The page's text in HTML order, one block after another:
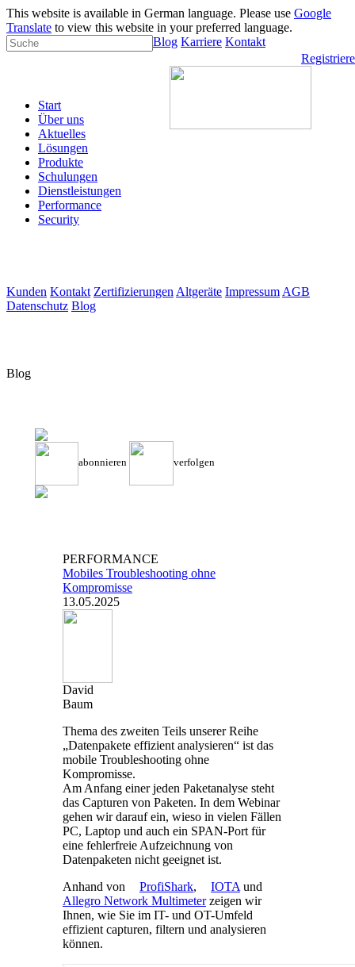
This website is available in German language. Please use Google
Translate to view this website in your preferred language.
Blog Karriere Kontakt
Start
Über uns
Aktuelles
Lösungen
Produkte
Schulungen
Dienstleistungen
Performance
Security
Kunden Kontakt Zertifizierungen Altgeräte Impressum AGB
Datenschutz Blog
Blog
abonnieren verfolgen
PERFORMANCE
Mobiles Troubleshooting ohne
Kompromisse
13.05.2025
David
Baum
Thema des zweiten Teils unserer Reihe
„Datenpakete effizient analysieren“ ist das
mobile Troubleshooting ohne
Kompromisse.
Am Anfang einer jeden Paketanalyse steht
das Capturen von Paketen. In dem Webinar
gehen wir darauf ein, wieso in vielen Fällen
PC, Laptop und auch ein SPAN-Port für
eine fehlerfreie Aufzeichnung von
Datenpaketen nicht geeignet ist.
Anhand von
ProfiShark, IOTA und
Allegro Network Multimeterzeigen wir
Ihnen, wie Sie im IT- und OT-Umfeld
effizient capturen, filtern und analysieren
können.